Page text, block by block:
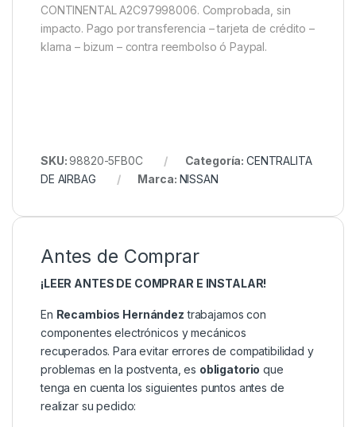
CONTINENTAL A2C97998006. Comprobada, sin
impacto. Pago por transferencia – tarjeta de crédito –
klarna – bizum – contra reembolso ó Paypal.
SKU:98820-5FB0C Categoría: CENTRALITA
DE AIRBAG
Marca: NISSAN
Antes de Comprar
¡LEER ANTES DE COMPRAR E INSTALAR!
En Recambios Hernández trabajamos con
componentes electrónicos y mecánicos
recuperados. Para evitar errores de compatibilidad y
problemas en la postventa, es obligatorio que
tenga en cuenta los siguientes puntos antes de
realizar su pedido: